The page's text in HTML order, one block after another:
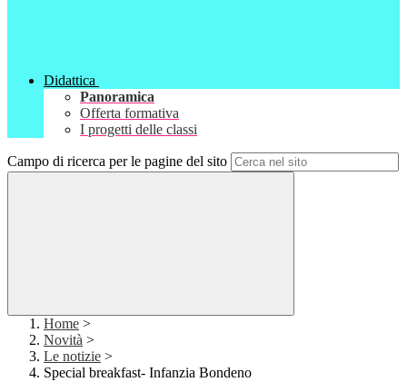
Didattica
Panoramica
Offerta formativa
I progetti delle classi
Campo di ricerca per le pagine del sito
Home >
Novità >
Le notizie >
Special breakfast- Infanzia Bondeno